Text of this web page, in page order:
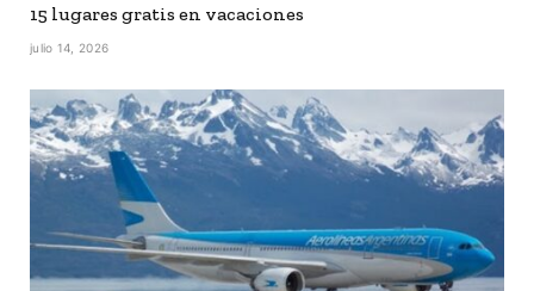
15 lugares gratis en vacaciones
julio 14, 2026